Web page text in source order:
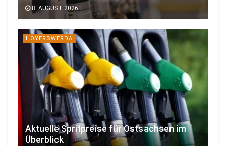
8. AUGUST 2026
HOYERSWERDA
Aktuelle Spritpreise für Ostsachsen im
Überblick